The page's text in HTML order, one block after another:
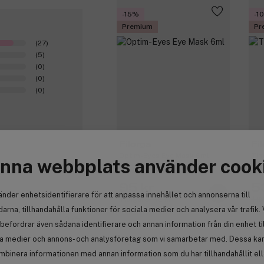
webbplats använder
enhetsidentifierare för att anpassa innehållet och annonserna till
tillhandahålla funktioner för sociala medier och analysera vår trafik.
även sådana identifierare och annan information från din enhet
medier och annons- och analysföretag som vi samarbetar med. Dessa
informationen med annan information som du har tillhandahållit
-15%
Premium
Tidigare 112 kr
-
-15%
Premium
-
(27)
(5)
(0)
(0)
(0)
0